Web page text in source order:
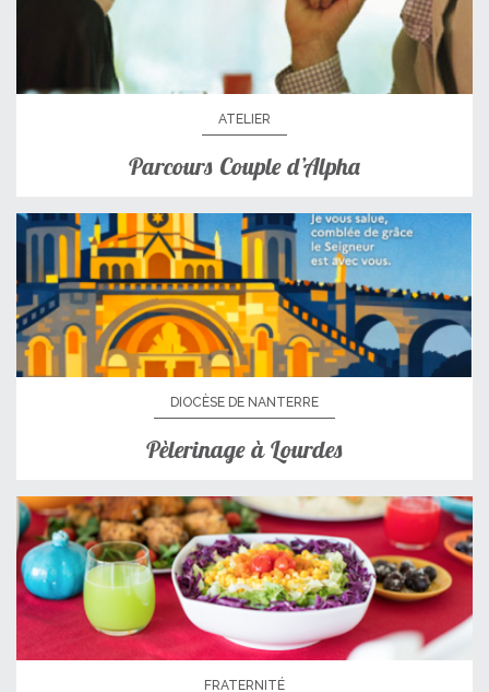
ATELIER
Parcours Couple d’Alpha
DIOCÈSE DE NANTERRE
Pèlerinage à Lourdes
FRATERNITÉ